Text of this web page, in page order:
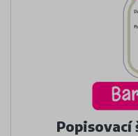
Popisovací